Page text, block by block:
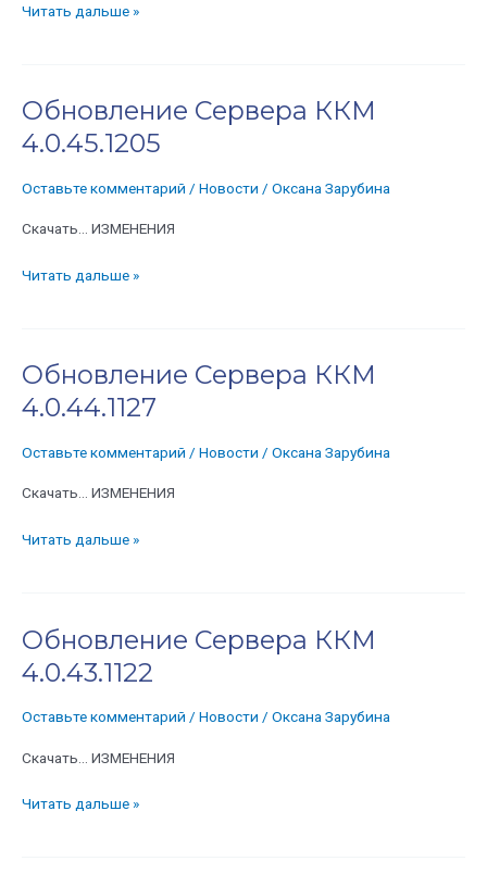
Читать дальше »
Обновление Сервера ККМ
4.0.45.1205
Оставьте комментарий / Новости / Оксана Зарубина
Скачать… ИЗМЕНЕНИЯ
Обновление
Сервера
ККМ
Читать дальше »
Обновление Сервера ККМ
4.0.44.1127
Оставьте комментарий / Новости / Оксана Зарубина
Скачать… ИЗМЕНЕНИЯ
Обновление
Сервера
ККМ
Читать дальше »
Обновление Сервера ККМ
4.0.43.1122
Оставьте комментарий / Новости / Оксана Зарубина
Скачать… ИЗМЕНЕНИЯ
Обновление
ККМ
Читать дальше »